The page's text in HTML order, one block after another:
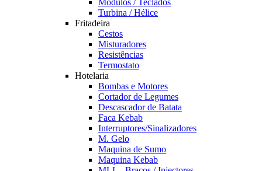
Módulos / Teclados
Turbina / Hélice
Fritadeira
Cestos
Misturadores
Resistências
Termostato
Hotelaria
Bombas e Motores
Cortador de Legumes
Descascador de Batata
Faca Kebab
Interruptores/Sinalizadores
M. Gelo
Maquina de Sumo
Maquina Kebab